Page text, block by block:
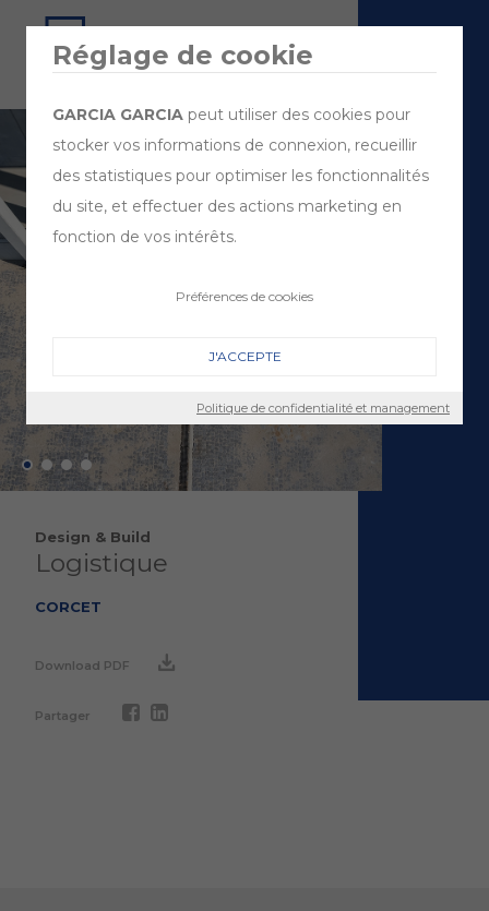
Design & Build
Logistique
CORCET
Download PDF
Partager
Réglage de cookie
GARCIA GARCIA peut utiliser des cookies pour
stocker vos informations de connexion, recueillir
des statistiques pour optimiser les fonctionnalités
du site, et effectuer des actions marketing en
fonction de vos intérêts.
Préférences de cookies
J'ACCEPTE
Politique de confidentialité et management